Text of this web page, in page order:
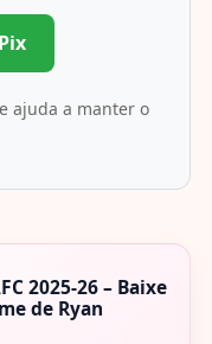
ajuda a manter o
2025-26 – Baixe
de Ryan